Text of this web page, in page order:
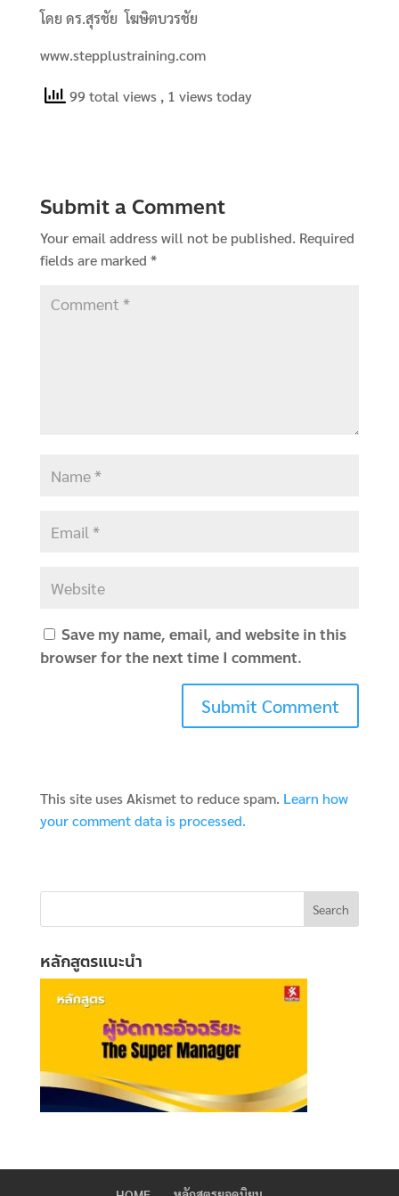
โดย ดร.สุรชัย โฆษิตบวรชัย
www.stepplustraining.com
99 total views , 1 views today
Submit a Comment
Your email address will not be published. Required
fields are marked *
Save my name, email, and website in this
browser for the next time I comment.
This site uses Akismet to reduce spam. Learn how
your comment data is processed.
หลักสูตรแนะนำ